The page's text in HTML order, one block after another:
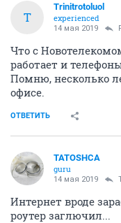
T
Trinitrotoluol
experienced
14 мая 2019
Что с
работает и
Помню, несколько
офисе.
ОТВЕТИТЬ
TATOSHCA
guru
14 мая 2019
Интернет вроде
роутер заглючил...